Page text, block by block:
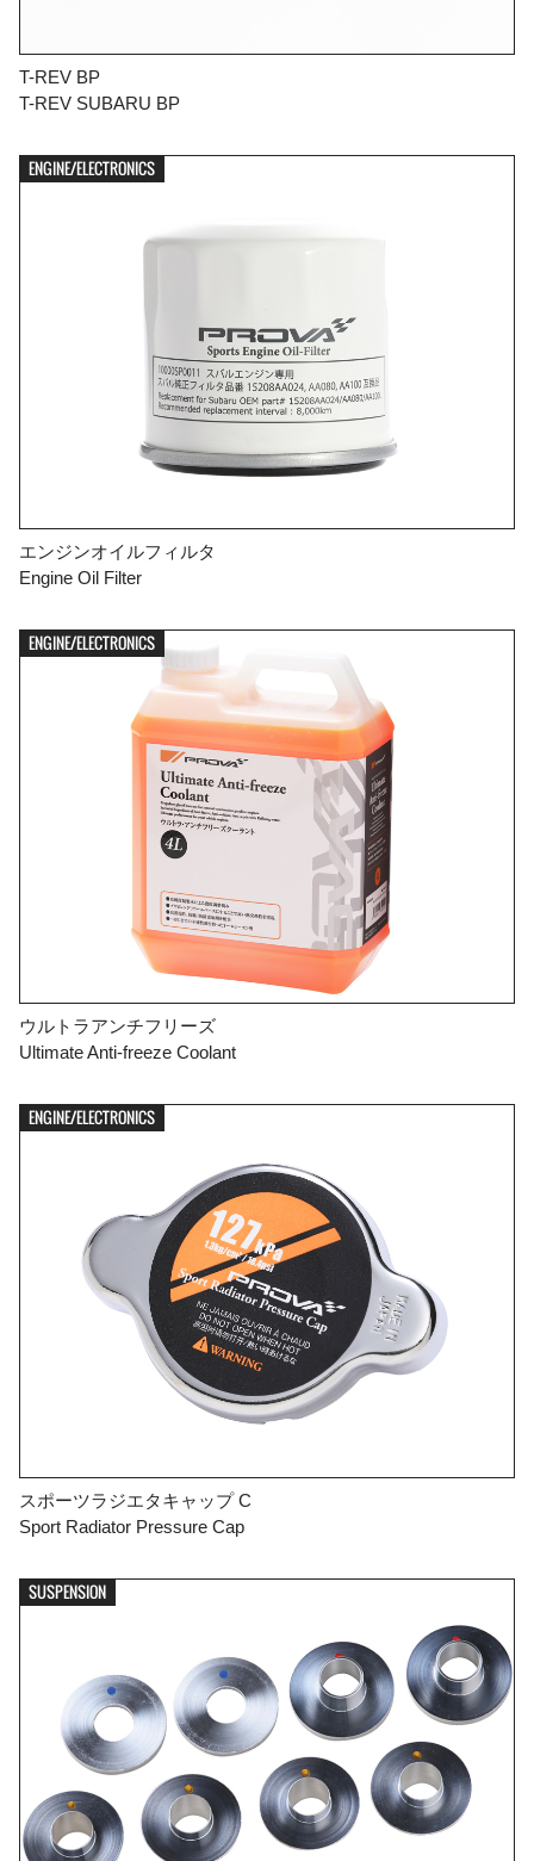
T-REV BP
T-REV SUBARU BP
ENGINE/ELECTRONICS
エンジンオイルフィルタ
Engine Oil Filter
ENGINE/ELECTRONICS
ウルトラアンチフリーズ
Ultimate Anti-freeze Coolant
ENGINE/ELECTRONICS
スポーツラジエタキャップ C
Sport Radiator Pressure Cap
SUSPENSION